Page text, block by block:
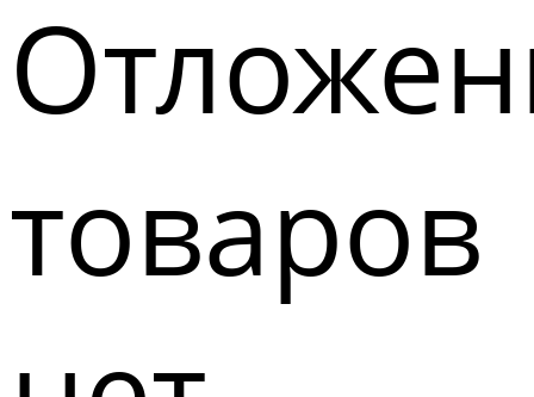
товаров